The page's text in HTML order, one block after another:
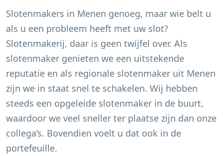
Slotenmakers in Menen genoeg, maar wie belt u
als u een probleem heeft met uw slot?
Slotenmakerij, daar is geen twijfel over. Als
slotenmaker genieten we een uitstekende
reputatie en als regionale slotenmaker uit Menen
zijn we in staat snel te schakelen. Wij hebben
steeds een opgeleide slotenmaker in de buurt,
waardoor we veel sneller ter plaatse zijn dan onze
collega’s. Bovendien voelt u dat ook in de
portefeuille.